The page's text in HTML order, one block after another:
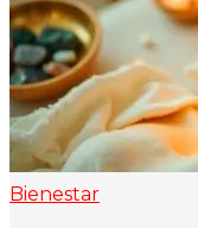
Bienestar